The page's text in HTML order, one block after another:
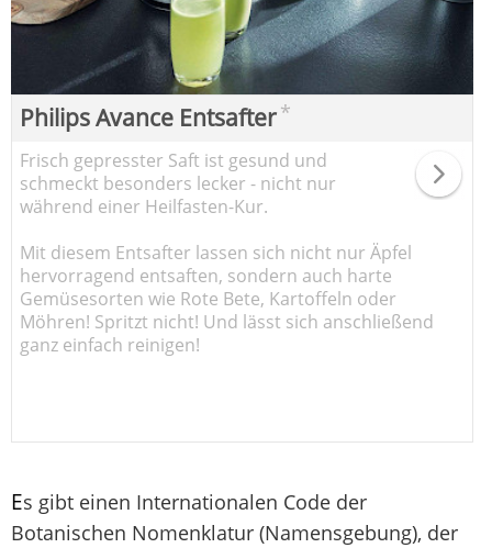
Philips Avance Entsafter*
Frisch gepresster Saft ist gesund und
schmeckt besonders lecker - nicht nur
während einer Heilfasten-Kur.
Mit diesem Entsafter lassen sich nicht nur Äpfel
hervorragend entsaften, sondern auch harte
Gemüsesorten wie Rote Bete, Kartoffeln oder
Möhren! Spritzt nicht! Und lässt sich anschließend
ganz einfach reinigen!
Es gibt einen Internationalen Code der
Botanischen Nomenklatur (Namensgebung), der